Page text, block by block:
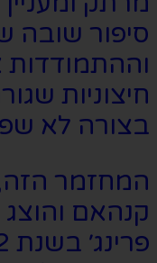
סיפור שובה
וההתמודדות
חיצוניות
בצורה לא
המחזמר הזה,
קנהאם